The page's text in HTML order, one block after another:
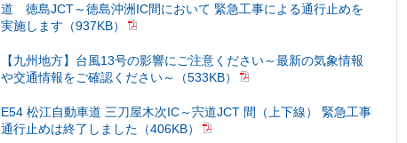
道 徳島JCT～徳島沖洲IC間において 緊急工事による通行止めを
実施します（937KB）
【九州地方】台風13号の影響にご注意ください～最新の気象情報
や交通情報をご確認ください～（533KB）
E54 松江自動車道 三刀屋木次IC～宍道JCT 間（上下線） 緊急工事
通行止めは終了しました（406KB）